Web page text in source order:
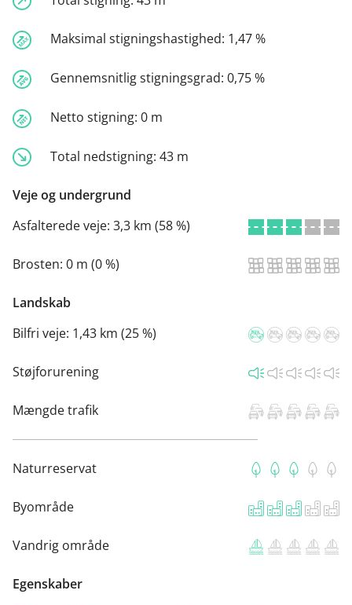
Maksimal stigningshastighed: 1,47 %
Gennemsnitlig stigningsgrad: 0,75 %
Netto stigning: 0 m
Total nedstigning: 43 m
Veje og undergrund
Asfalterede veje: 3,3 km (58 %)
Brosten: 0 m (0 %)
Landskab
Bilfri veje: 1,43 km (25 %)
Støjforurening
Mængde trafik
Naturreservat
Byområde
Vandrig område
Egenskaber